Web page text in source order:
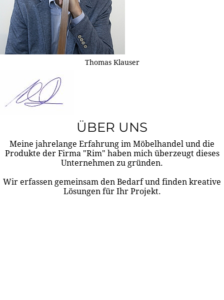
Thomas Klauser
ÜBER UNS
Meine jahrelange Erfahrung im Möbelhandel und die
Produkte der Firma "Rim" haben mich überzeugt dieses
Unternehmen zu gründen.
Wir erfassen gemeinsam den Bedarf und finden kreative
Lösungen für Ihr Projekt.